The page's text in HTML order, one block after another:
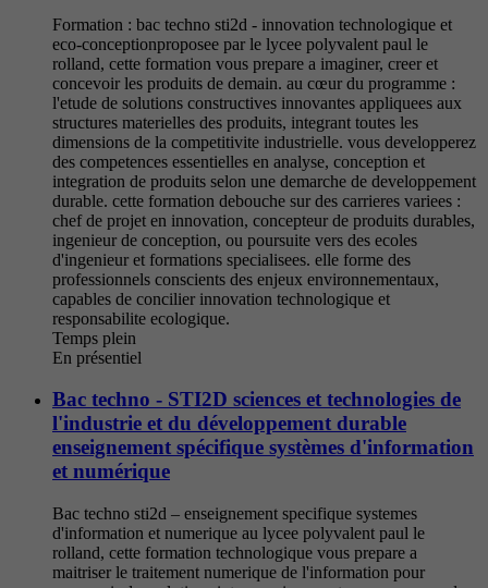
Formation : bac techno sti2d - innovation technologique et
eco-conceptionproposee par le lycee polyvalent paul le
rolland, cette formation vous prepare a imaginer, creer et
concevoir les produits de demain. au cœur du programme :
l'etude de solutions constructives innovantes appliquees aux
structures materielles des produits, integrant toutes les
dimensions de la competitivite industrielle. vous developperez
des competences essentielles en analyse, conception et
integration de produits selon une demarche de developpement
durable. cette formation debouche sur des carrieres variees :
chef de projet en innovation, concepteur de produits durables,
ingenieur de conception, ou poursuite vers des ecoles
d'ingenieur et formations specialisees. elle forme des
professionnels conscients des enjeux environnementaux,
capables de concilier innovation technologique et
responsabilite ecologique.
Temps plein
En présentiel
Bac techno - STI2D sciences et technologies de
l'industrie et du développement durable
enseignement spécifique systèmes d'information
et numérique
Bac techno sti2d – enseignement specifique systemes
d'information et numerique au lycee polyvalent paul le
rolland, cette formation technologique vous prepare a
maitriser le traitement numerique de l'information pour